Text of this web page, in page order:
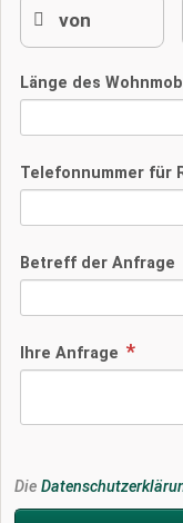
Länge des
Telefonnummer für
Betreff der Anfrage
Ihre Anfrage
Die